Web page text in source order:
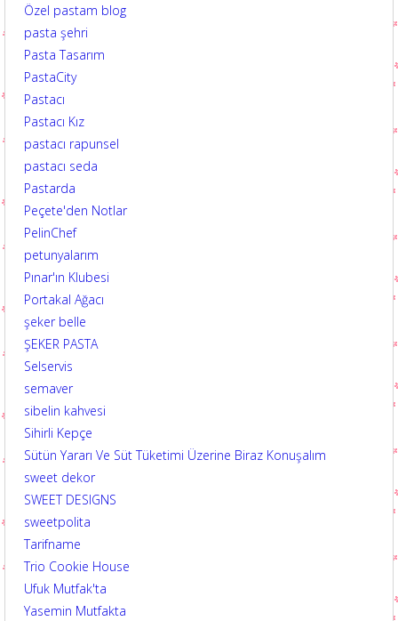
Özel pastam blog
pasta şehri
Pasta Tasarım
PastaCity
Pastacı
Pastacı Kız
pastacı rapunsel
pastacı seda
Pastarda
Peçete'den Notlar
PelinChef
petunyalarım
Pınar'ın Klubesi
Portakal Ağacı
şeker belle
ŞEKER PASTA
Selservis
semaver
sibelin kahvesi
Sihirli Kepçe
Sütün Yararı Ve Süt Tüketimi Üzerine Biraz Konuşalım
sweet dekor
SWEET DESIGNS
sweetpolita
Tarifname
Trio Cookie House
Ufuk Mutfak'ta
Yasemin Mutfakta